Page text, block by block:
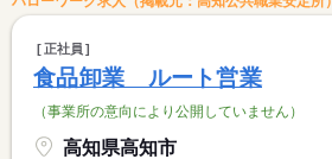
正社員
食品卸業 ルート営業
（事業所の意向により公開していません）
高知県高知市